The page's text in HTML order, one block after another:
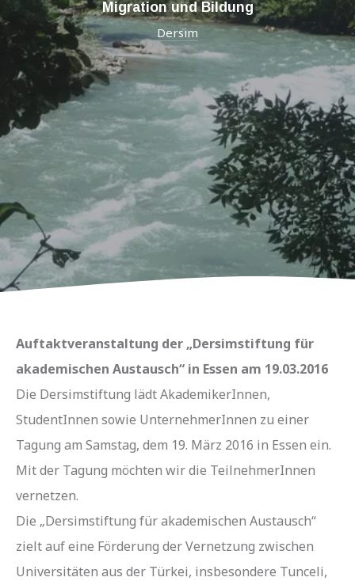
Migration und Bildung
Dersim
Auftaktveranstaltung der „Dersimstiftung für
akademischen Austausch“ in Essen am 19.03.2016
Die Dersimstiftung lädt AkademikerInnen,
StudentInnen sowie UnternehmerInnen zu einer
Tagung am Samstag, dem 19. März 2016 in Essen ein.
Mit der Tagung möchten wir die TeilnehmerInnen
vernetzen.
Die „Dersimstiftung für akademischen Austausch“
zielt auf eine Förderung der Vernetzung zwischen
Universitäten aus der Türkei, insbesondere Tunceli,